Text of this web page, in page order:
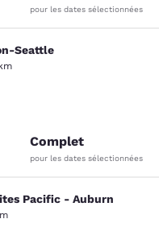
pour les dates sélectionnées
Seattle
commentaires
Complet
pour les dates sélectionnées
Pacific -
Pacific - Auburn
1515 commentaires